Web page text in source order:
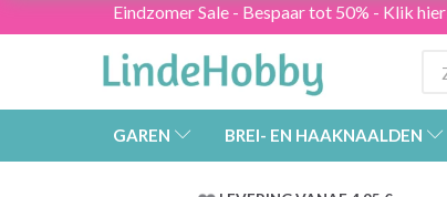
Eindzomer Sale - Bespaar tot 50% - Klik hier
GAREN BREI- EN HAAKNAALDEN